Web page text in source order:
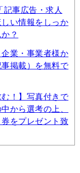
記事広告・求人
い情報をしっか
？
業・事業者様か
掲載）を無料で
む！】写真付きで
から選考の上、
券をプレゼント致